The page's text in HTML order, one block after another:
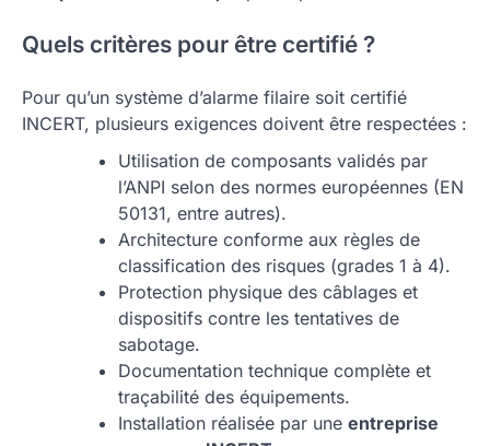
Quels critères pour être certifié ?
Pour qu’un système d’alarme filaire soit certifié
INCERT, plusieurs exigences doivent être respectées :
Utilisation de composants validés par
l’ANPI selon des normes européennes (EN
50131, entre autres).
Architecture conforme aux règles de
classification des risques (grades 1 à 4).
Protection physique des câblages et
dispositifs contre les tentatives de
sabotage.
Documentation technique complète et
traçabilité des équipements.
Installation réalisée par une entreprise